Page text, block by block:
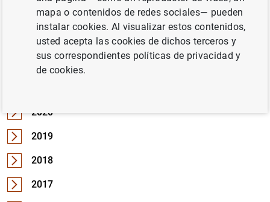
2024
2023
2022
2020
2019
2018
2017
mapa o contenidos de redes sociales— pueden
instalar cookies. Al visualizar estos contenidos,
usted acepta las cookies de dichos terceros y
sus correspondientes políticas de privacidad y
de cookies.